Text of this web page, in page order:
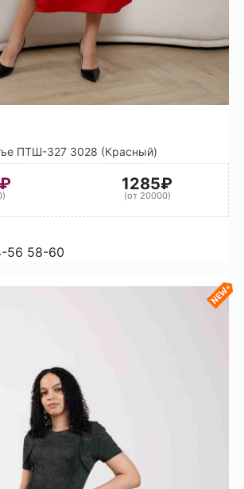
ПТШ-327 3028 (Красный)
1285₽
(от 20000)
56 58-60